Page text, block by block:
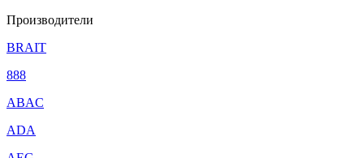
Производители
BRAIT
888
ABAC
ADA